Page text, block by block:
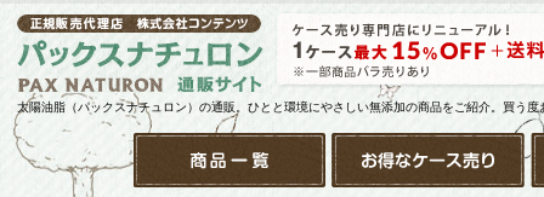
太陽油脂（パックスナチュロン）の通販。ひとと環境にやさしい無添加の商品をご紹介。買う度